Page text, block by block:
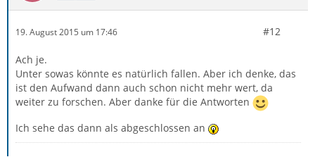
19. August 2015 um 17:46 #12
Ach je.
Unter sowas könnte es natürlich fallen. Aber ich denke, das
ist den Aufwand dann auch schon nicht mehr wert, da
weiter zu forschen. Aber danke für die Antworten
Ich sehe das dann als abgeschlossen an